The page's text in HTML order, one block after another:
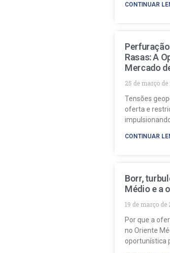
CONTINUAR
Rasas: A
Mercado
25 de março de
Tensões
oferta e
CONTINUAR
Borr,
Médio e a
19 de março de
Por que a
no Oriente
oportunística